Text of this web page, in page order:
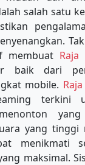
salah satu
membuat Raja
baik dari
mobile.
terkini
yang tinggi
menikmati
maksimal.